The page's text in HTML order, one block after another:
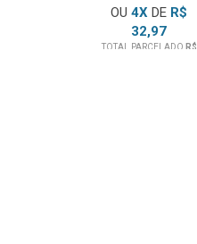
OU4X DE R$
32,97
TOTAL PARCELADO R$